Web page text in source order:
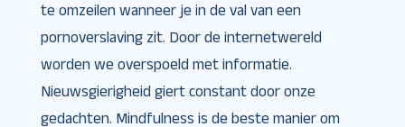
te omzeilen wanneer je in de val van een
pornoverslaving zit. Door de internetwereld
worden we overspoeld met informatie.
Nieuwsgierigheid giert constant door onze
gedachten. Mindfulness is de beste manier om